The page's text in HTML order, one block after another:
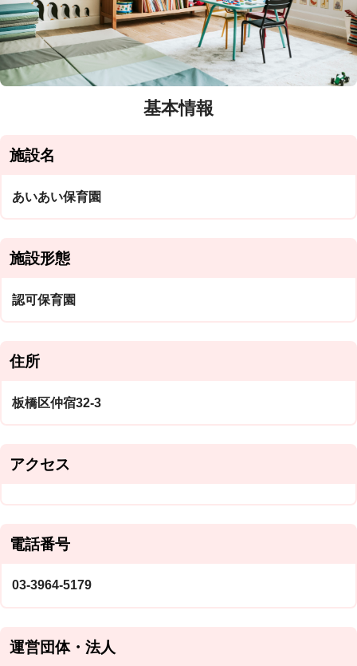
基本情報
施設名
あいあい保育園
施設形態
認可保育園
住所
板橋区仲宿32-3
アクセス
電話番号
03-3964-5179
運営団体・法人